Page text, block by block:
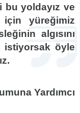
bu yoldayız ve
için yüreğimiz
algısını
istiyorsak öyle
Yardımcı